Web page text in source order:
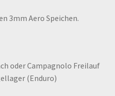
3mm Aero Speichen.
oder Campagnolo Freilauf
(Enduro)